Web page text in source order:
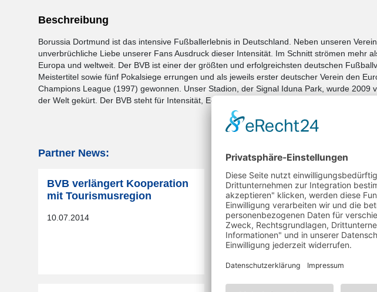
Beschreibung
Borussia Dortmund ist das intensive Fußballerlebnis in Deutschland. Neben unseren
unverbrüchliche Liebe unserer Fans Ausdruck dieser Intensität. Im Schnitt strömen mehr
Europa und weltweit. Der BVB ist einer der größten und erfolgreichsten deutschen
Meistertitel sowie fünf Pokalsiege errungen und als jeweils erster deutscher Verein den
Champions League (1997) gewonnen. Unser Stadion, der Signal Iduna Park, wurde 2009
der Welt gekürt. Der BVB steht für Intensität, Echtheit, Bindungskraft und Ambition.
Partner News:
BVB verlängert Kooperation
mit Tourismusregion
10.07.2014
BVB und Evonik gehen
international in die Offensive
27.06.2014